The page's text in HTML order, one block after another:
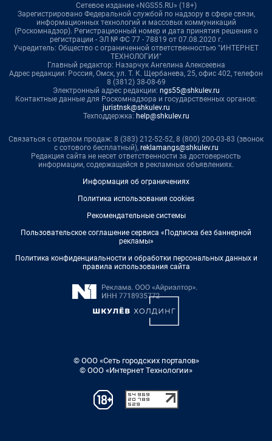
Сетевое издание «NGS55.RU» (18+)
Зарегистрировано Федеральной службой по надзору в сфере связи,
информационных технологий и массовых коммуникаций
(Роскомнадзор). Регистрационный номер и дата принятия решения о
регистрации - ЭЛ № ФС 77 - 78819 от 07.08.2020 г.
Учредитель: Общество с ограниченной ответственностью "ИНТЕРНЕТ
ТЕХНОЛОГИИ"
Главный редактор: Назарчук Ангелина Алексеевна
Адрес редакции: Россия, Омск, ул. Т. К. Щербанева, 25, офис 402, телефон
8 (3812) 38-08-69
Электронный адрес редакции: ngs55@shkulev.ru
Контактные данные для Роскомнадзора и государственных органов:
juristnsk@shkulev.ru
Техподдержка: help@shkulev.ru
Связаться с отделом продаж: 8 (383) 212-52-52, 8 (800) 200-03-83 (звонок
с сотового бесплатный), reklamangs@shkulev.ru
Редакция сайта не несет ответственности за достоверность
информации, содержащейся в рекламных объявлениях.
Информация об ограничениях
Политика использования cookies
Рекомендательные системы
Пользовательское соглашение сервиса «Подписка без баннерной
рекламы»
Политика конфиденциальности и обработки персональных данных и
правила использования сайта
© ООО «Сеть городских порталов»
© ООО «Интернет Технологии»